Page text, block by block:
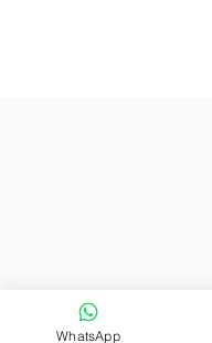
WhatsApp